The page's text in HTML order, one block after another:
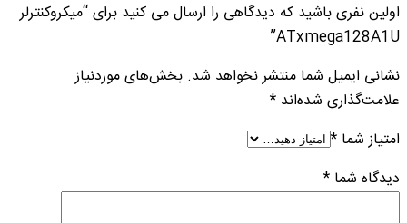
اولین نفری باشید که دیدگاهی را ارسال می کنید برای “میکروکنترلر
ATxmega128A1U”
نشانی ایمیل شما منتشر نخواهد شد. بخش‌های موردنیاز
علامت‌گذاری شده‌اند *
امتیاز شما *
دیدگاه شما *